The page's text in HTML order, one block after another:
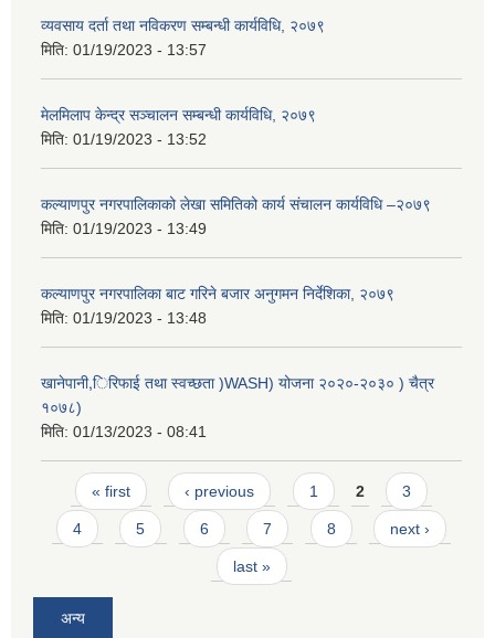
व्यवसाय दर्ता तथा नविकरण सम्बन्धी कार्यविधि, २०७९
मिति: 01/19/2023 - 13:57
मेलमिलाप केन्द्र सञ्चालन सम्बन्धी कार्यविधि, २०७९
मिति: 01/19/2023 - 13:52
कल्याणपुर नगरपालिकाको लेखा समितिको कार्य संचालन कार्यविधि –२०७९
मिति: 01/19/2023 - 13:49
कल्याणपुर नगरपालिका बाट गरिने बजार अनुगमन निर्देशिका, २०७९
मिति: 01/19/2023 - 13:48
खानेपानी,िरिफाई तथा स्वच्छता )WASH) योजना २०२०-२०३० ) चैत्र
१०७८)
मिति: 01/13/2023 - 08:41
Pages
« first ‹ previous 1 2 3
4 5 6 7 8 next ›
last »
अन्य